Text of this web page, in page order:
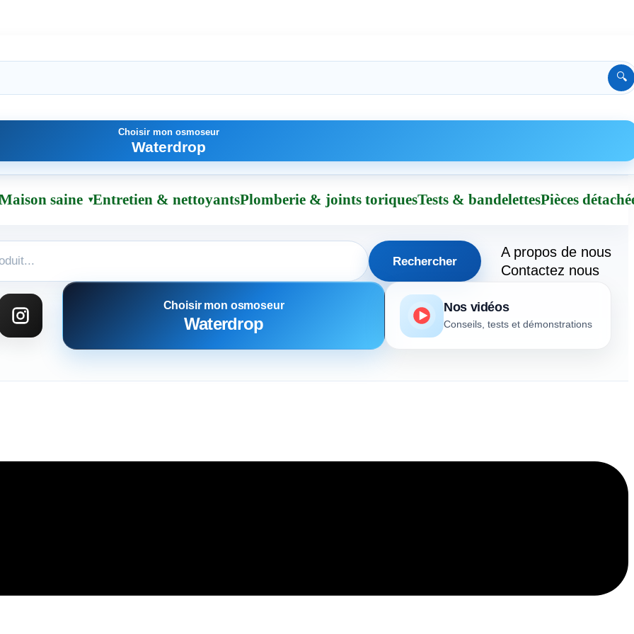
🔍
Choisir mon osmoseur
Waterdrop
saine Entretien & nettoyantsPlomberie & joints toriquesTests & bandelettesPièces
Rechercher
A propos de nous
Contactez nous
Choisir mon osmoseur
Waterdrop
Nos vidéos
Conseils, tests et démonstrations